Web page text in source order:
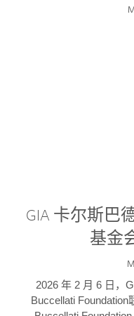
GIA 卡尔斯巴
基金
2026 年 2 月 6 日，
Buccellati